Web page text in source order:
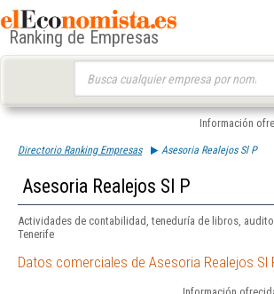
Ranking de Empresas
Información
Directorio Ranking Empresas Asesoria Realejos Sl P
Asesoria Realejos Sl P
Actividades de contabilidad, teneduría de libros,
Tenerife
Datos comerciales de Asesoria Realejos Sl